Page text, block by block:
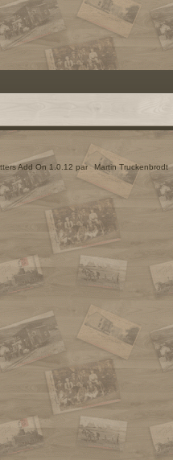
Add On 1.0.12 par Martin Truckenbrodt